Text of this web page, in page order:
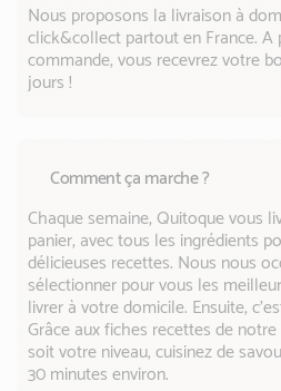
Nous proposons la livraison à
click&collect partout en France. A
commande, vous recevrez votre
jours !
Comment ça marche ?
Chaque semaine, Quitoque vous
panier, avec tous les ingrédients
délicieuses recettes. Nous nous
sélectionner pour vous les
livrer à votre domicile. Ensuite,
Grâce aux fiches recettes de
soit votre niveau, cuisinez de
30 minutes environ.